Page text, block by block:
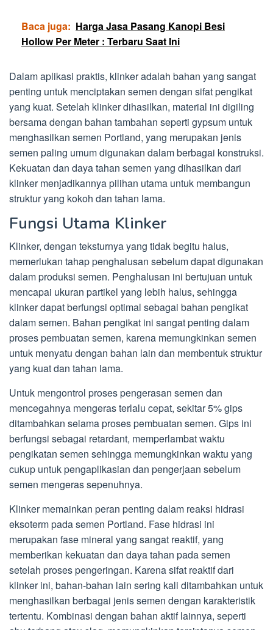
Baca juga: Harga Jasa Pasang Kanopi Besi
Hollow Per Meter : Terbaru Saat Ini
Dalam aplikasi praktis, klinker adalah bahan yang sangat
penting untuk menciptakan semen dengan sifat pengikat
yang kuat. Setelah klinker dihasilkan, material ini digiling
bersama dengan bahan tambahan seperti gypsum untuk
menghasilkan semen Portland, yang merupakan jenis
semen paling umum digunakan dalam berbagai konstruksi.
Kekuatan dan daya tahan semen yang dihasilkan dari
klinker menjadikannya pilihan utama untuk membangun
struktur yang kokoh dan tahan lama.
Fungsi Utama Klinker
Klinker, dengan teksturnya yang tidak begitu halus,
memerlukan tahap penghalusan sebelum dapat digunakan
dalam produksi semen. Penghalusan ini bertujuan untuk
mencapai ukuran partikel yang lebih halus, sehingga
klinker dapat berfungsi optimal sebagai bahan pengikat
dalam semen. Bahan pengikat ini sangat penting dalam
proses pembuatan semen, karena memungkinkan semen
untuk menyatu dengan bahan lain dan membentuk struktur
yang kuat dan tahan lama.
Untuk mengontrol proses pengerasan semen dan
mencegahnya mengeras terlalu cepat, sekitar 5% gips
ditambahkan selama proses pembuatan semen. Gips ini
berfungsi sebagai retardant, memperlambat waktu
pengikatan semen sehingga memungkinkan waktu yang
cukup untuk pengaplikasian dan pengerjaan sebelum
semen mengeras sepenuhnya.
Klinker memainkan peran penting dalam reaksi hidrasi
eksoterm pada semen Portland. Fase hidrasi ini
merupakan fase mineral yang sangat reaktif, yang
memberikan kekuatan dan daya tahan pada semen
setelah proses pengeringan. Karena sifat reaktif dari
klinker ini, bahan-bahan lain sering kali ditambahkan untuk
menghasilkan berbagai jenis semen dengan karakteristik
tertentu. Kombinasi dengan bahan aktif lainnya, seperti